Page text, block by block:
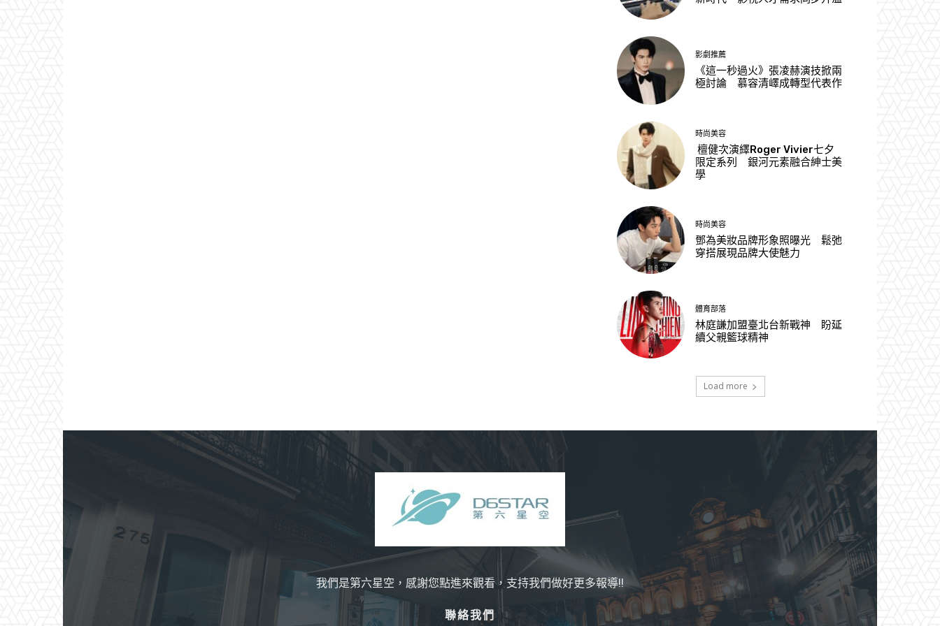
影劇推薦
《這一秒過火》張凌赫演技掀兩
極討論 慕容清嶧成轉型代表作
時尚美容
檀健次演繹Roger Vivier七夕
限定系列 銀河元素融合紳士美
學
時尚美容
鄧為美妝品牌形象照曝光 鬆弛
穿搭展現品牌大使魅力
體育部落
林庭謙加盟臺北台新戰神 盼延
續父親籃球精神
Load more
我們是第六星空，感謝您點進來觀看，支持我們做好更多報導!!
聯絡我們